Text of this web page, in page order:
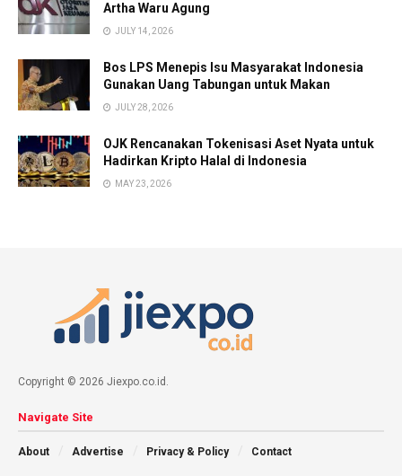
Artha Waru Agung
JULY 14, 2026
Bos LPS Menepis Isu Masyarakat Indonesia
Gunakan Uang Tabungan untuk Makan
JULY 28, 2026
OJK Rencanakan Tokenisasi Aset Nyata untuk
Hadirkan Kripto Halal di Indonesia
MAY 23, 2026
Copyright © 2026 Jiexpo.co.id.
Navigate Site
About Advertise Privacy & Policy Contact